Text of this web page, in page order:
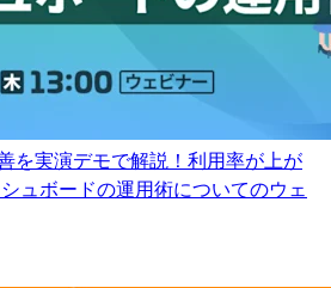
を実演デモで解説！利用率が上が
ュボードの運用術についてのウェ